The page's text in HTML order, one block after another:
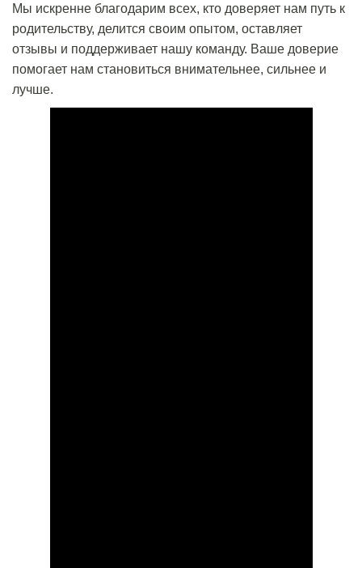
Мы искренне благодарим всех, кто доверяет нам путь к
родительству, делится своим опытом, оставляет
отзывы и поддерживает нашу команду. Ваше доверие
помогает нам становиться внимательнее, сильнее и
лучше.